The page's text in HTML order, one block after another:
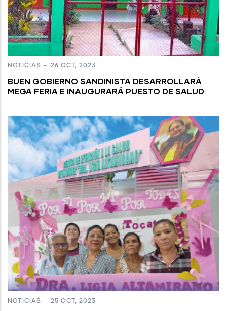
NOTICIAS - 26 OCT, 2023
BUEN GOBIERNO SANDINISTA DESARROLLARÁ
MEGA FERIA E INAUGURARÁ PUESTO DE SALUD
NOTICIAS - 25 OCT, 2023